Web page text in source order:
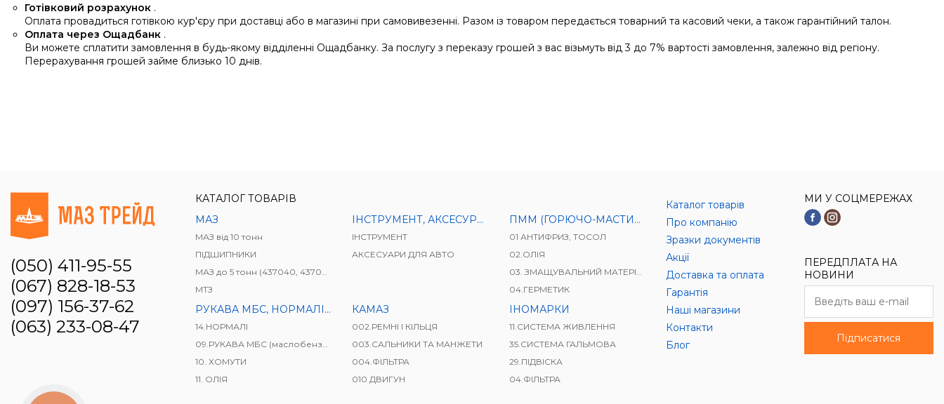
Готівковий розрахунок .
Оплата провадиться готівкою кур'єру при доставці або в магазині при самовивезенні. Разом із товаром передається товарний та касовий чеки, а також гарантійний талон.
Оплата через Ощадбанк .
Ви можете сплатити замовлення в будь-якому відділенні Ощадбанку. За послугу з переказу грошей з вас візьмуть від 3 до 7% вартості замовлення, залежно від регіону.
Перерахування грошей займе близько 10 днів.
(050) 411-95-55
(067) 828-18-53
(097) 156-37-62
(063) 233-08-47
КАТАЛОГ ТОВАРІВ
МАЗ
МАЗ від 10 тонн
ПІДШИПНИКИ
МАЗ до 5 тонн (437040, 437041, 437141)
МТЗ
ІНСТРУМЕНТ, АКСЕСУРИ ДЛЯ АВТО
ІНСТРУМЕНТ
АКСЕСУАРИ ДЛЯ АВТО
ПММ (ГОРЮЧО-МАСТИЛЬНІ МАТЕРІАЛИ)
01 АНТИФРИЗ, ТОСОЛ
02.ОЛІЯ
03. ЗМАЩУВАЛЬНИЙ МАТЕРІАЛ
04.ГЕРМЕТИК
РУКАВА МБС, НОРМАЛІ, ВУГІЛЬНИКИ, З'ЄДНЮВАЧІ
14.НОРМАЛІ
09.РУКАВА МБС (маслобензостійкі)
10. ХОМУТИ
11. ОЛІЯ
КАМАЗ
002.РЕМНІ І КІЛЬЦЯ
003.САЛЬНИКИ ТА МАНЖЕТИ
004.ФІЛЬТРА
010 ДВИГУН
ІНОМАРКИ
11.СИСТЕМА ЖИВЛЕННЯ
35.СИСТЕМА ГАЛЬМОВА
29.ПІДВІСКА
04.ФІЛЬТРА
Каталог товарів
Про компанію
Зразки документів
Акції
Доставка та оплата
Гарантія
Наші магазини
Контакти
Блог
МИ У СОЦМЕРЕЖАХ
ПЕРЕДПЛАТА НА
НОВИНИ
Підписатися